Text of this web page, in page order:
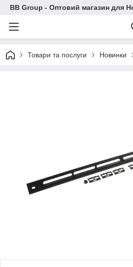
BB Group - Оптовий магазин для
Товари та послуги Новинки